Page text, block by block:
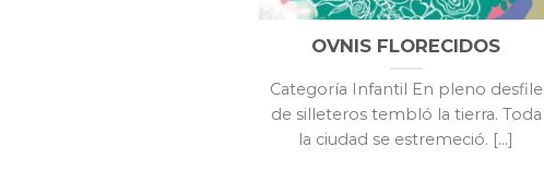
OVNIS FLORECIDOS
Categoría Infantil En pleno desfile
de silleteros tembló la tierra. Toda
la ciudad se estremeció. [...]